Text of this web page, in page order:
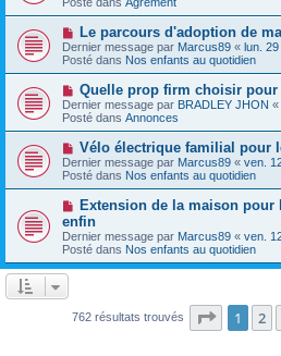
g
e
m
e
s
a
g
e
v
e
a
u
m
e
s
s
a
g
e
N
o
u
v
a
u
m
e
s
s
a
g
e
Le parcours d'adoption de
Dernier message par Marcus89 « lun.
Posté dans Nos enfants au quotidien
N
o
u
v
e
u
m
e
s
a
g
e
Quelle prop firm choisir
Dernier message par BRADLEY JHON «
Posté dans Annonces
N
o
u
v
e
a
u
m
e
s
e
Vélo électrique familial pour
Dernier message par Marcus89 « ven.
Posté dans Nos enfants au quotidien
N
o
u
v
e
a
s
Extension de la maison pour
enfin
Dernier message par Marcus89 « ven.
Posté dans Nos enfants au quotidien
762 résultats trouvés Page 1
1 2